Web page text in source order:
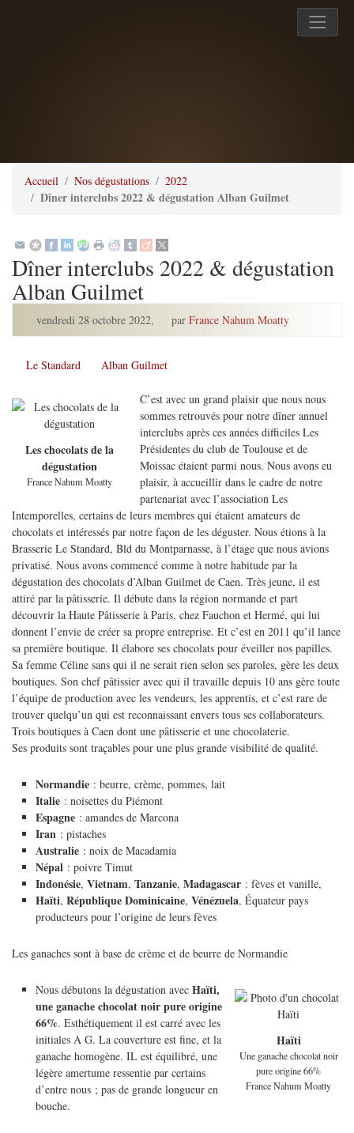
Accueil Nos dégustations 2022
Dîner interclubs 2022 & dégustation Alban Guilmet
Dîner interclubs 2022 & dégustation
Alban Guilmet
vendredi 28 octobre 2022, par France Nahum Moatty
Le Standard Alban Guilmet
Les chocolats de la
dégustation
France Nahum Moatty
C’est avec un grand plaisir que nous nous
sommes retrouvés pour notre dîner annuel
interclubs après ces années difficiles Les
Présidentes du club de Toulouse et de
Moissac étaient parmi nous. Nous avons eu
plaisir, à accueillir dans le cadre de notre
partenariat avec l’association Les
Intemporelles, certains de leurs membres qui étaient amateurs de
chocolats et intéressés par notre façon de les déguster. Nous étions à la
Brasserie Le Standard, Bld du Montparnasse, à l’étage que nous avions
privatisé. Nous avons commencé comme à notre habitude par la
dégustation des chocolats d’Alban Guilmet de Caen. Très jeune, il est
attiré par la pâtisserie. Il débute dans la région normande et part
découvrir la Haute Pâtisserie à Paris, chez Fauchon et Hermé, qui lui
donnent l’envie de créer sa propre entreprise. Et c’est en 2011 qu’il lance
sa première boutique. Il élabore ses chocolats pour éveiller nos papilles.
Sa femme Céline sans qui il ne serait rien selon ses paroles, gère les deux
boutiques. Son chef pâtissier avec qui il travaille depuis 10 ans gère toute
l’équipe de production avec les vendeurs, les apprentis, et c’est rare de
trouver quelqu’un qui est reconnaissant envers tous ses collaborateurs.
Trois boutiques à Caen dont une pâtisserie et une chocolaterie.
Ses produits sont traçables pour une plus grande visibilité de qualité.
Normandie : beurre, crème, pommes, lait
Italie : noisettes du Piémont
Espagne : amandes de Marcona
Iran : pistaches
Australie : noix de Macadamia
Népal : poivre Timut
Indonésie, Vietnam, Tanzanie, Madagascar : fèves et vanille,
Haïti, République Dominicaine, Vénézuela, Équateur pays
producteurs pour l’origine de leurs fèves
Les ganaches sont à base de crème et de beurre de Normandie
Haïti
Une ganache chocolat noir
pure origine 66%
France Nahum Moatty
Nous débutons la dégustation avec Haïti,
une ganache chocolat noir pure origine
66%. Esthétiquement il est carré avec les
initiales A G. La couverture est fine, et la
ganache homogène. IL est équilibré, une
légère amertume ressentie par certains
d’entre nous ; pas de grande longueur en
bouche.